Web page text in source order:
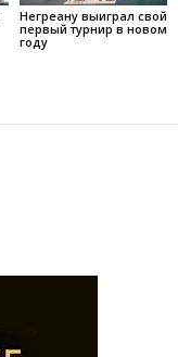
Негреану выиграл свой
первый турнир в новом
году